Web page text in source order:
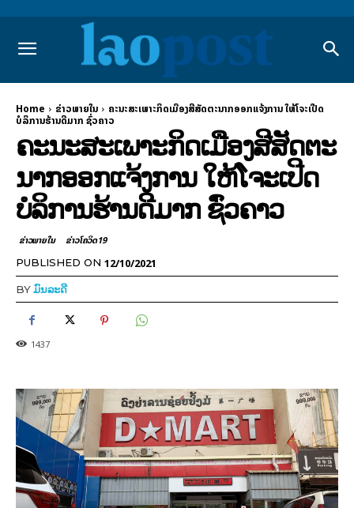
Home ຂ່າວພາຍ​ໃນ
ຄະນະສະເພາະກິດເມືອງສີສັດຕະນາກອອກແຈ້ງການ ໃຫ້ໂຈະເປີດ
ບໍລິການຮ້ານດີມາກ ຊົ່ວຄາວ
ຄະນະສະເພາະກິດເມືອງສີສັດຕະ
ນາກອອກແຈ້ງການ ໃຫ້ໂຈະເປີດ
ບໍລິການຮ້ານດີມາກ ຊົ່ວຄາວ
ຂ່າວພາຍ​ໃນ ຂ່າວໂຄວິດ19
PUBLISHED ON 12/10/2021
BYມົນລະດີ
1437